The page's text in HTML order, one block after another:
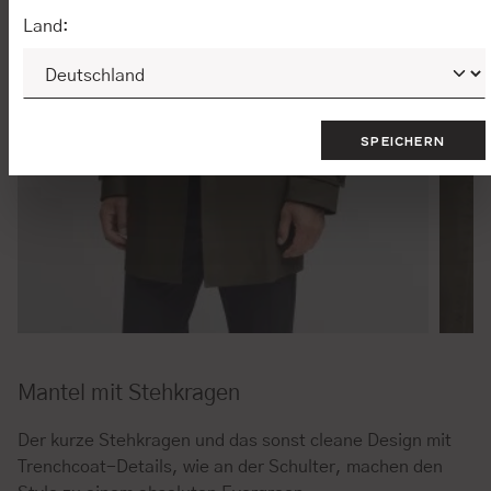
Mantel mit Stehkragen
Der kurze Stehkragen und das sonst cleane Design mit
Trenchcoat-Details, wie an der Schulter, machen den
Land:
SPEICHERN